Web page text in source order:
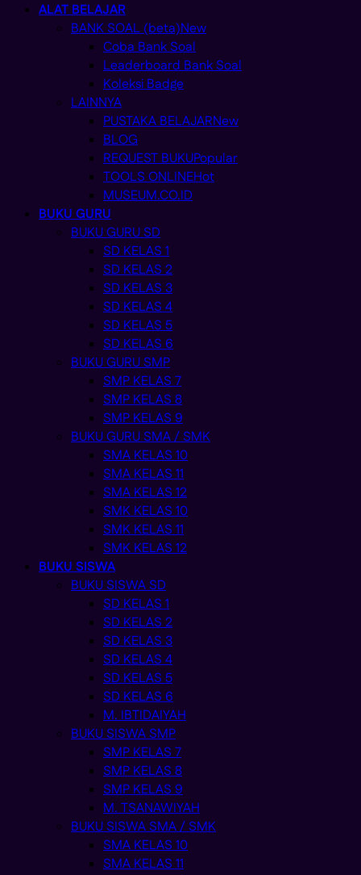
ALAT BELAJAR
BANK SOAL (beta)
Coba Bank Soal
Leaderboard Bank Soal
Koleksi Badge
LAINNYA
PUSTAKA BELAJAR
BLOG
REQUEST BUKU
TOOLS ONLINE
MUSEUM.CO.ID
BUKU GURU
BUKU GURU SD
SD KELAS 1
SD KELAS 2
SD KELAS 3
SD KELAS 4
SD KELAS 5
SD KELAS 6
BUKU GURU SMP
SMP KELAS 7
SMP KELAS 8
SMP KELAS 9
BUKU GURU SMA / SMK
SMA KELAS 10
SMA KELAS 11
SMA KELAS 12
SMK KELAS 10
SMK KELAS 11
SMK KELAS 12
BUKU SISWA
BUKU SISWA SD
SD KELAS 1
SD KELAS 2
SD KELAS 3
SD KELAS 4
SD KELAS 5
SD KELAS 6
M. IBTIDAIYAH
BUKU SISWA SMP
SMP KELAS 7
SMP KELAS 8
SMP KELAS 9
M. TSANAWIYAH
BUKU SISWA SMA / SMK
SMA KELAS 10
SMA KELAS 11